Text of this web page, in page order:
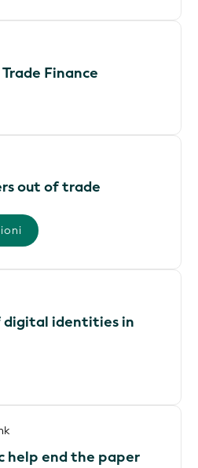
Finance
out of trade
digital identities in
help end the paper